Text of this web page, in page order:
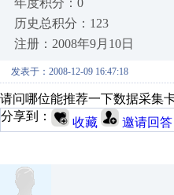
年度积分：0
历史总积分：123
注册：2008年9月10日
发表于：2008-12-09 16:47:18
请问哪位能推荐一下数据采集
分享到：
收藏 邀请回答